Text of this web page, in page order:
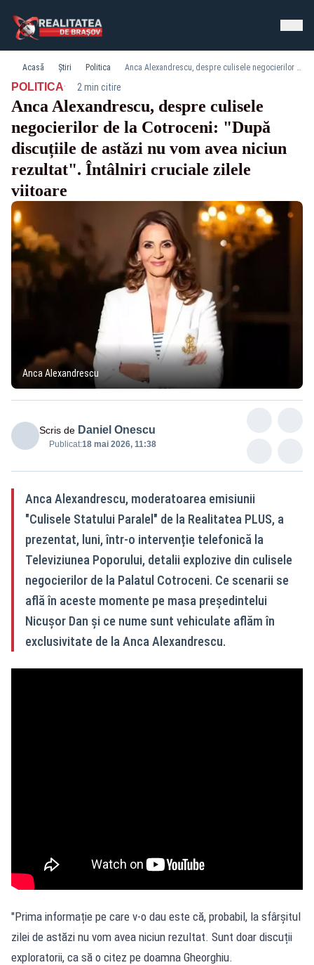
Acasă Știri Politica Anca Alexandrescu, despre culisele negocierilor de la Cotroceni: "După discuțiile de astăzi nu vom avea niciun rezultat". Întâlniri cruciale zilele viitoare
POLITICA· 2 min citire
Anca Alexandrescu, despre culisele
negocierilor de la Cotroceni: "După
discuțiile de astăzi nu vom avea niciun
rezultat". Întâlniri cruciale zilele
viitoare
Anca Alexandrescu
Scris de Daniel Onescu
Publicat:18 mai 2026, 11:38
Anca Alexandrescu, moderatoarea emisiunii
"Culisele Statului Paralel" de la Realitatea PLUS, a
prezentat, luni, într-o intervenție telefonică la
Televiziunea Poporului, detalii explozive din culisele
negocierilor de la Palatul Cotroceni. Ce scenarii se
află în aceste momente pe masa președintelui
Nicușor Dan și ce nume sunt vehiculate aflăm în
exclusivitate de la Anca Alexandrescu.
"Prima informație pe care v-o dau este că, probabil, la sfârșitul
zilei de astăzi nu vom avea niciun rezultat. Sunt doar discuții
exploratorii, ca să o citez pe doamna Gheorghiu.